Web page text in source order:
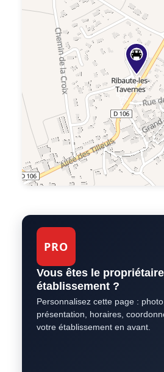
PRO
Vous êtes le
établissement ?
Personnalisez cette page :
présentation, horaires,
votre établissement en avant.